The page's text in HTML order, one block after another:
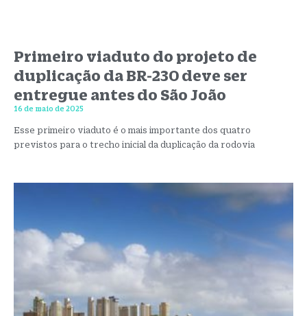
Primeiro viaduto do projeto de
duplicação da BR-230 deve ser
entregue antes do São João
16 de maio de 2025
Esse primeiro viaduto é o mais importante dos quatro
previstos para o trecho inicial da duplicação da rodovia